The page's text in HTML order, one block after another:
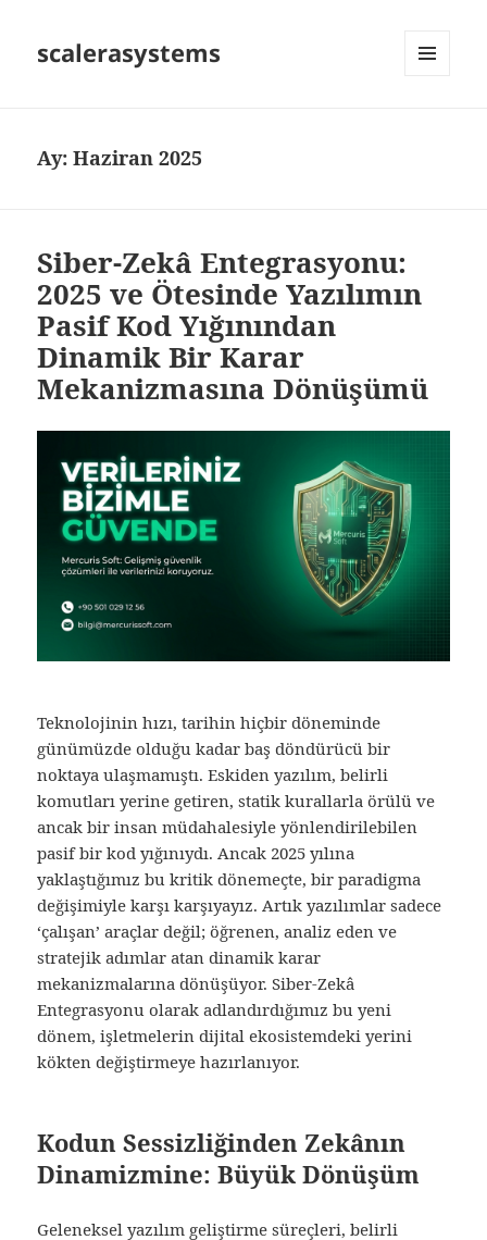
scalerasystems
Ay:Haziran 2025
Siber-Zekâ Entegrasyonu:
2025 ve Ötesinde Yazılımın
Pasif Kod Yığınından
Dinamik Bir Karar
Mekanizmasına Dönüşümü
Teknolojinin hızı, tarihin hiçbir döneminde
günümüzde olduğu kadar baş döndürücü bir
noktaya ulaşmamıştı. Eskiden yazılım, belirli
komutları yerine getiren, statik kurallarla örülü ve
ancak bir insan müdahalesiyle yönlendirilebilen
pasif bir kod yığınıydı. Ancak 2025 yılına
yaklaştığımız bu kritik dönemeçte, bir paradigma
değişimiyle karşı karşıyayız. Artık yazılımlar sadece
‘çalışan’ araçlar değil; öğrenen, analiz eden ve
stratejik adımlar atan dinamik karar
mekanizmalarına dönüşüyor. Siber-Zekâ
Entegrasyonu olarak adlandırdığımız bu yeni
dönem, işletmelerin dijital ekosistemdeki yerini
kökten değiştirmeye hazırlanıyor.
Kodun Sessizliğinden Zekânın
Dinamizmine: Büyük Dönüşüm
Geleneksel yazılım geliştirme süreçleri, belirli